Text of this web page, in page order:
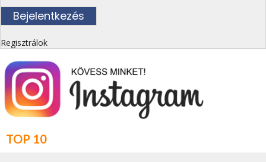
Regisztrálok
TOP 10